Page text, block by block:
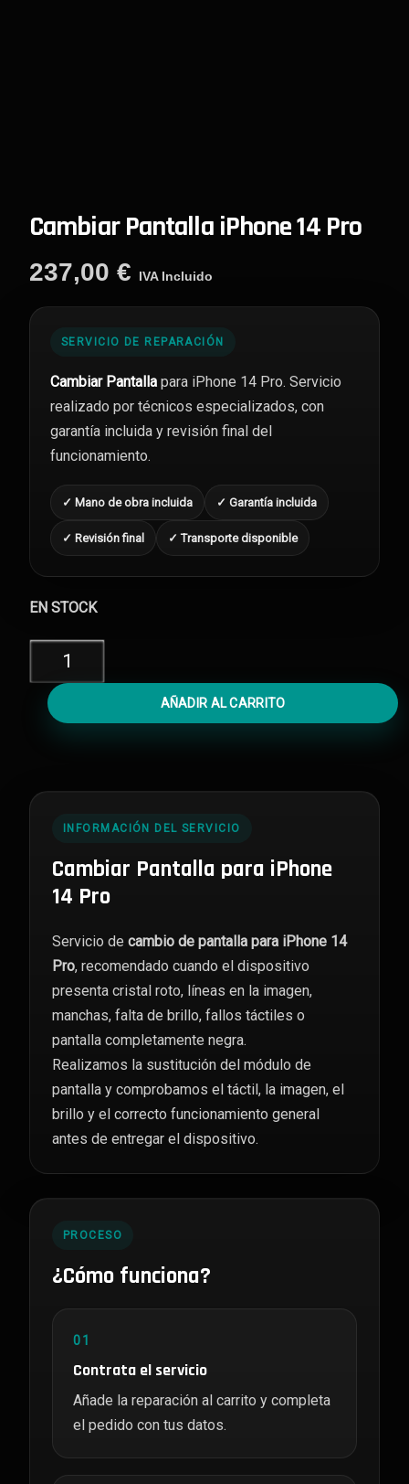
Cambiar Pantalla iPhone 14 Pro
237,00 € IVA Incluido
SERVICIO DE REPARACIÓN
Cambiar Pantalla para iPhone 14 Pro. Servicio
realizado por técnicos especializados, con
garantía incluida y revisión final del
funcionamiento.
✓ Mano de obra incluida ✓ Garantía incluida
✓ Revisión final ✓ Transporte disponible
EN STOCK
Cambiar
Pantalla
iPhone
AÑADIR AL CARRITO
INFORMACIÓN DEL SERVICIO
Cambiar Pantalla para iPhone
14 Pro
Servicio de cambio de pantalla para iPhone 14
Pro, recomendado cuando el dispositivo
presenta cristal roto, líneas en la imagen,
manchas, falta de brillo, fallos táctiles o
pantalla completamente negra.
Realizamos la sustitución del módulo de
pantalla y comprobamos el táctil, la imagen, el
brillo y el correcto funcionamiento general
antes de entregar el dispositivo.
PROCESO
¿Cómo funciona?
01
Contrata el servicio
Añade la reparación al carrito y completa
el pedido con tus datos.